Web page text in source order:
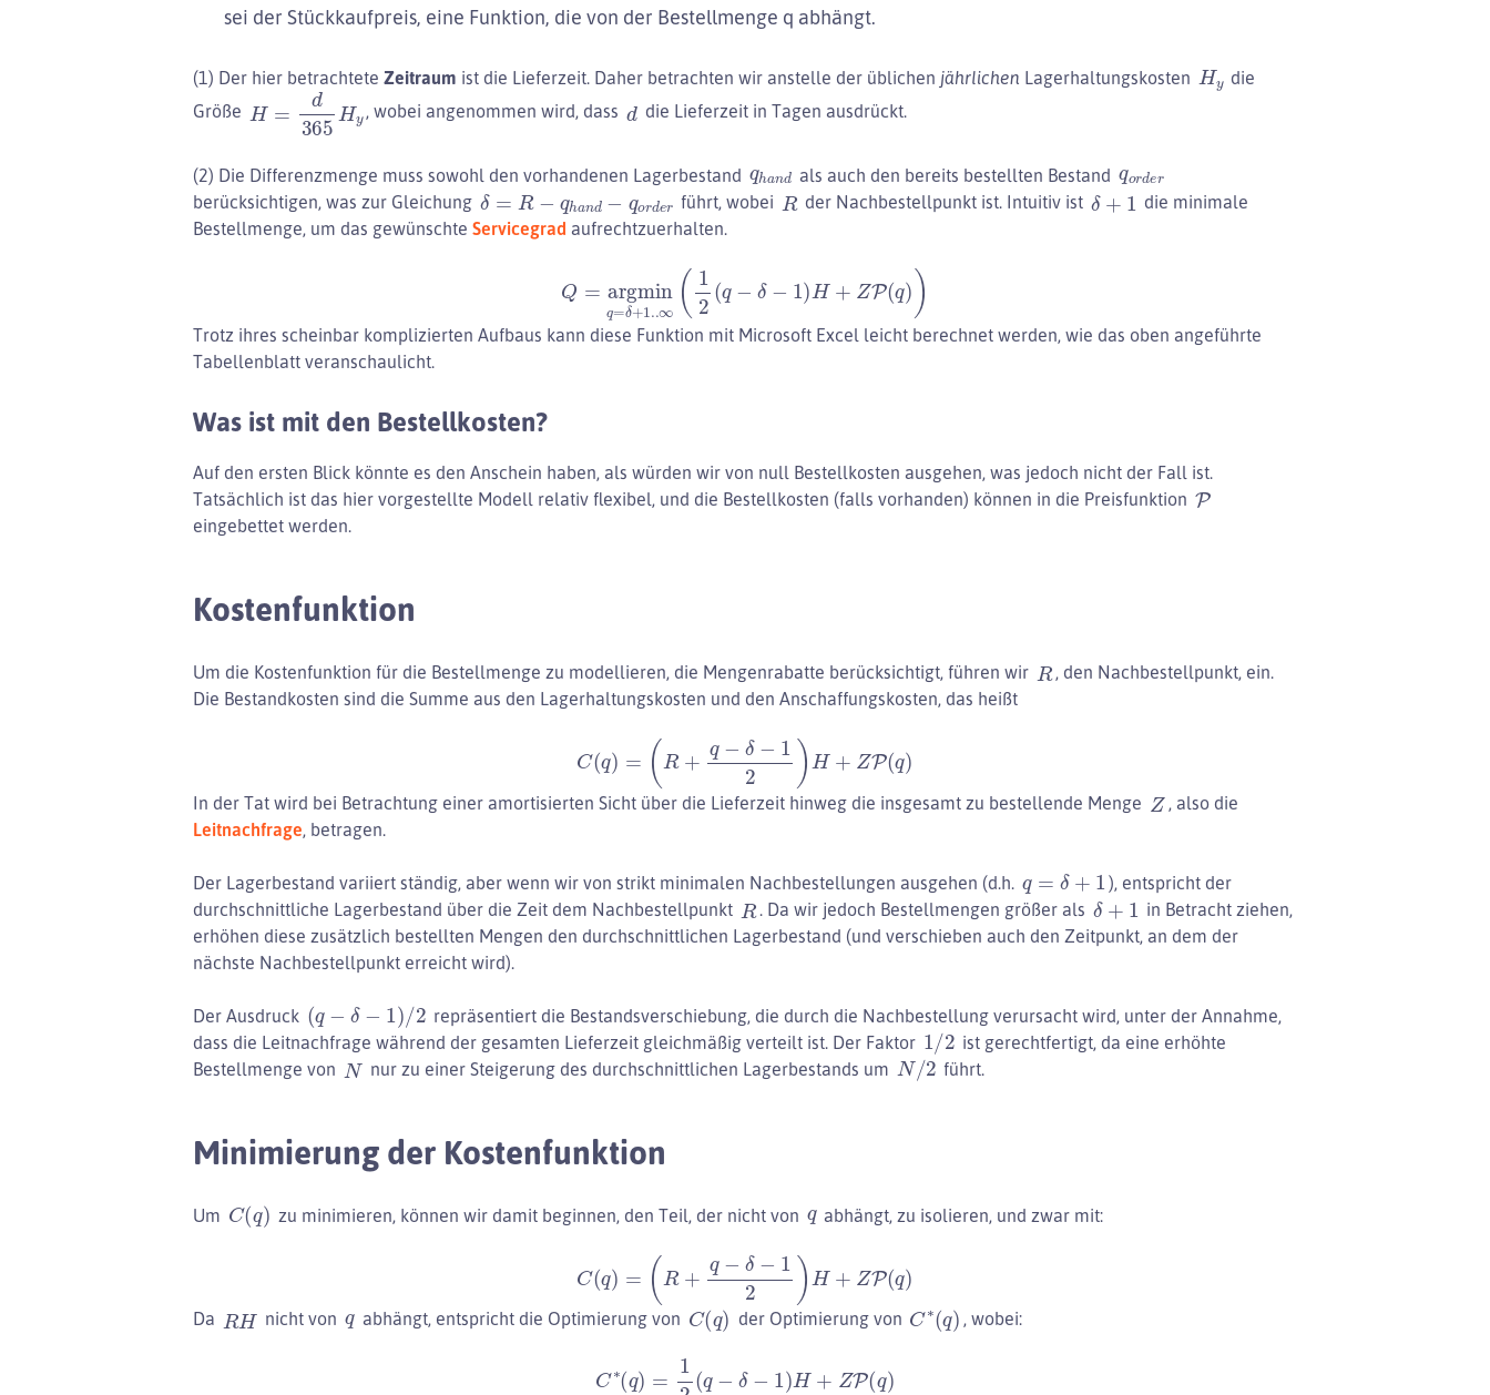
sei der Stückkaufpreis, eine Funktion, die von der Bestellmenge q abhängt.
(1) Der hier betrachtete Zeitraum ist die Lieferzeit. Daher betrachten wir anstelle der üblichen jährlichen Lagerhaltungskosten Hy die
Größe
H= d365Hy
, wobei angenommen wird, dass d die Lieferzeit in Tagen ausdrückt.
(2) Die Differenzmenge muss sowohl den vorhandenen Lagerbestand qhan d
als auch den bereits bestellten Bestand qorde
berücksichtigen, was zur Gleichung δ R− an − rd e führt, wobei R der Nachbestellpunkt ist. Intuitiv ist δ + 1 die minimale
Bestellmenge, um das gewünschte Servicegrad aufrechtzuerhalten.
δ +1. )
Trotz ihres scheinbar komplizierten Aufbaus kann diese Funktion mit Microsoft Excel leicht berechnet werden, wie das oben angeführte
Tabellenblatt veranschaulicht.
Was ist mit den Bestellkosten?
Auf den ersten Blick könnte es den Anschein haben, als würden wir von null Bestellkosten ausgehen, was jedoch nicht der Fall ist.
Tatsächlich ist das hier vorgestellte Modell relativ flexibel, und die Bestellkosten (falls vorhanden) können in die Preisfunktion P
eingebettet werden.
Kostenfunktion
Um die Kostenfunktion für die Bestellmenge zu modellieren, die Mengenrabatte berücksichtigt, führen wir R , den Nachbestellpunkt, ein.
Die Bestandkosten sind die Summe aus den Lagerhaltungskosten und den Anschaffungskosten, das heißt
q) q − )H+
In der Tat wird bei Betrachtung einer amortisierten Sicht über die Lieferzeit hinweg die insgesamt zu bestellende Menge Z , also die
Leitnachfrage, betragen.
Der Lagerbestand variiert ständig, aber wenn wir von strikt minimalen Nachbestellungen ausgehen (d.h. q= δ +1
), entspricht der
durchschnittliche Lagerbestand über die Zeit dem Nachbestellpunkt R . Da wir jedoch Bestellmengen größer als δ + 1
in Betracht ziehen,
erhöhen diese zusätzlich bestellten Mengen den durchschnittlichen Lagerbestand (und verschieben auch den Zeitpunkt, an dem der
nächste Nachbestellpunkt erreicht wird).
Der Ausdruck ( δ 1) /2
repräsentiert die Bestandsverschiebung, die durch die Nachbestellung verursacht wird, unter der Annahme,
dass die Leitnachfrage während der gesamten Lieferzeit gleichmäßig verteilt ist. Der Faktor 1 /2 ist gerechtfertigt, da eine erhöhte
Bestellmenge von N nur zu einer Steigerung des durchschnittlichen Lagerbestands um N/2 führt.
Minimierung der Kostenfunktion
Um C(q) zu minimieren, können wir damit beginnen, den Teil, der nicht von q abhängt, zu isolieren, und zwar mit:
q) q − )H+
Da RH nicht von q abhängt, entspricht die Optimierung von C(q) der Optimierung von C∗(q , wobei:
=